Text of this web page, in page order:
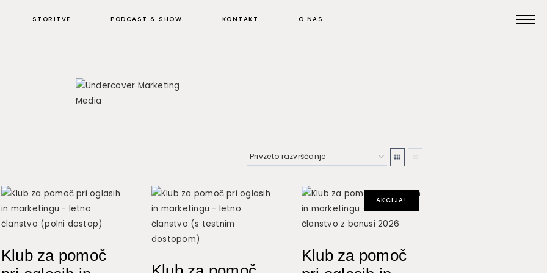
STORITVE PODCAST & SHOW KONTAKT O NAS
Pomoč pri oglaševanju
Kontakt
Klub za pomoč
AKCIJA!
Klub za pomoč